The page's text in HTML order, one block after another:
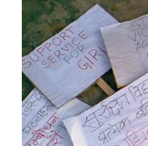
। हम्बर्ट को सार्लट सँग
लोलिता सम्झन्थे…
दुर्घटनामा मृत्यु हुन्छ…
उपन्यास अगाडि बढेको
वाचन कस्तो लाग्दैछ ।